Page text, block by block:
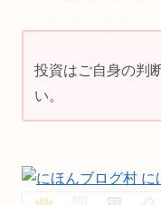
投資はご自身の判
い。